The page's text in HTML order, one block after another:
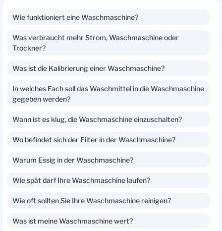
Wie funktioniert eine Waschmaschine?
Was verbraucht mehr Strom, Waschmaschine oder
Trockner?
Was ist die Kalibrierung einer Waschmaschine?
In welches Fach soll das Waschmittel in die Waschmaschine
gegeben werden?
Wann ist es klug, die Waschmaschine einzuschalten?
Wo befindet sich der Filter in der Waschmaschine?
Warum Essig in der Waschmaschine?
Wie spät darf Ihre Waschmaschine laufen?
Wie oft sollten Sie Ihre Waschmaschine reinigen?
Was ist meine Waschmaschine wert?